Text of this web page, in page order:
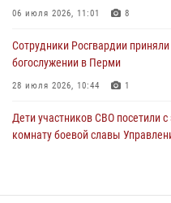
06 июля 2026, 11:01 8
Сотрудники Росгвардии
богослужении в Перми
28 июля 2026, 10:44 1
Дети участников СВО посетили
комнату боевой славы